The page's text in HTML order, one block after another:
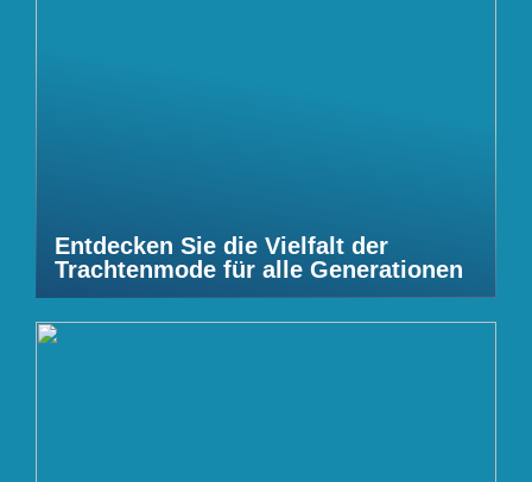
Entdecken Sie die Vielfalt der
Trachtenmode für alle Generationen